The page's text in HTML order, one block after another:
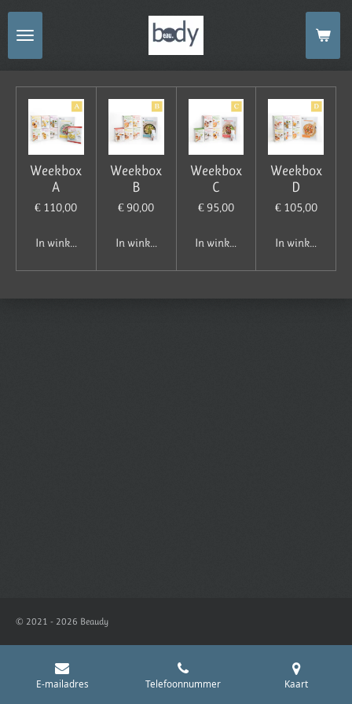
Ga
direct
naar
Weekbox
A
€ 110,00
In winkelwagen
Weekbox
B
€ 90,00
In winkelwagen
Weekbox
C
€ 95,00
In winkelwagen
Weekbox
D
€ 105,00
In winkelwagen
© 2021 - 2026 Beaudy
E-mailadres Telefoonnummer Kaart